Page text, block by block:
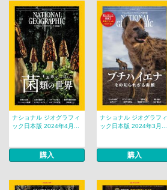
ナショナル ジオグラフィ
ック日本版 2024年4月...
購入
ナショナル ジオグラフィ
ック日本版 2024年3月...
購入